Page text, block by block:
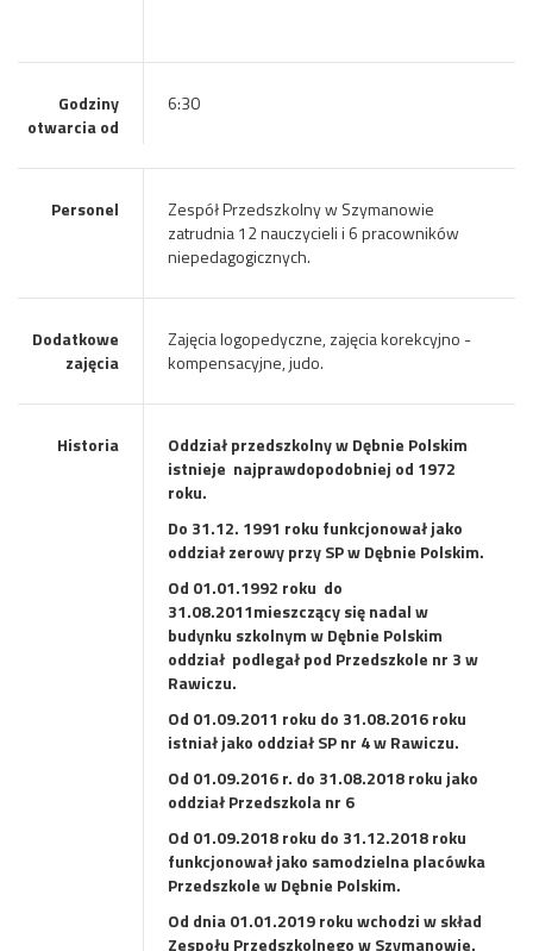
Godziny
otwarcia od
6:30
Personel
Zespół Przedszkolny w Szymanowie
zatrudnia 12 nauczycieli i 6 pracowników
niepedagogicznych.
Dodatkowe
zajęcia
Zajęcia logopedyczne, zajęcia korekcyjno -
kompensacyjne, judo.
Historia
Oddział przedszkolny w Dębnie Polskim
istnieje najprawdopodobniej od 1972
roku.
Do 31.12. 1991 roku funkcjonował jako
oddział zerowy przy SP w Dębnie Polskim.
Od 01.01.1992 roku do
31.08.2011mieszczący się nadal w
budynku szkolnym w Dębnie Polskim
oddział podlegał pod Przedszkole nr 3 w
Rawiczu.
Od 01.09.2011 roku do 31.08.2016 roku
istniał jako oddział SP nr 4 w Rawiczu.
Od 01.09.2016 r. do 31.08.2018 roku jako
oddział Przedszkola nr 6
Od 01.09.2018 roku do 31.12.2018 roku
funkcjonował jako samodzielna placówka
Przedszkole w Dębnie Polskim.
Od dnia 01.01.2019 roku wchodzi w skład
Zespołu Przedszkolnego w Szymanowie.